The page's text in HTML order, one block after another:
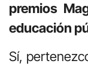
premios
educación
Sí,